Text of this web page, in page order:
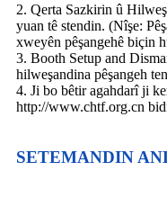
2. Qerta Sazkirin û
yuan tê stendin. (Nîşe:
xweyên pêşangehê biçin
3. Booth Setup and
hilweşandina pêşangeh
4. Ji bo bêtir agahdarî ji
http://www.chtf.org.cn
SETEMANDIN